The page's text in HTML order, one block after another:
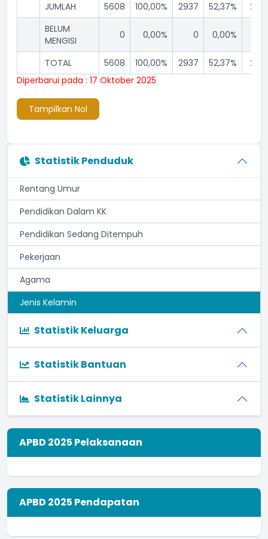
Statistik Penduduk
Rentang Umur
Pendidikan Dalam KK
Pendidikan Sedang Ditempuh
Pekerjaan
Agama
Jenis Kelamin
Statistik Keluarga
Statistik Bantuan
Statistik Lainnya
JUMLAH
5608 100,00% 2937 52,37%
2671
BELUM
MENGISI
0 0,00% 0 0,00%
TOTAL 5608 100,00% 2937 52,37%
2671
Diperbarui pada : 17 Oktober 2025
Tampilkan Nol
APBD 2025 Pelaksanaan
APBD 2025 Pendapatan